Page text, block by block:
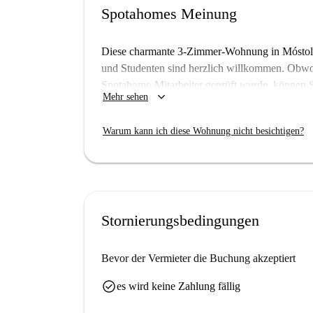
Spotahomes Meinung
Diese charmante 3-Zimmer-Wohnung in
und Studenten sind herzlich willkommen.
Spotahome-Mitarbeiter geprüft wurde, können
Vermieter einem gründlichen
Gemeinschaftswaschmaschine.
Móstoles bietet mit Restaurants wie Punto
Mehr sehen keyboard_arrow_down
Warum kann ich diese Wohnung nicht besichtigen?
Stornierungsbedingungen
Bevor der Vermieter die Buchung akzeptiert
check_circlees wird keine Zahlung fällig